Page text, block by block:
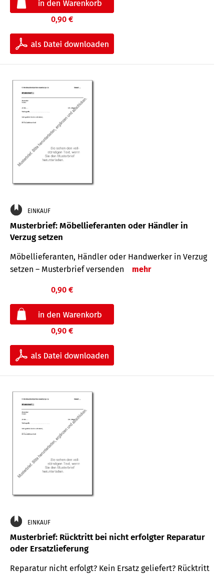
0,90 €
EINKAUF
Musterbrief: Möbellieferanten oder Händler in
Verzug setzen
Möbellieferanten, Händler oder Handwerker in Verzug
setzen – Musterbrief versenden
mehr
0,90 €
0,90 €
EINKAUF
Musterbrief: Rücktritt bei nicht erfolgter Reparatur
oder Ersatzlieferung
Reparatur nicht erfolgt? Kein Ersatz geliefert? Rücktritt